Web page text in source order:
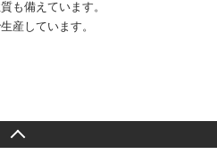
も備えています。
産しています。